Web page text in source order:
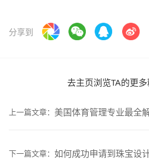
分享到
去主页浏览TA的更
上一篇文章： 美国体育管理专业最全
下一篇文章： 如何成功申请到珠宝设